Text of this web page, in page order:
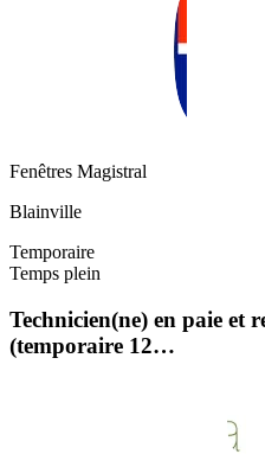
Fenêtres Magistral
Blainville
Temporaire
Temps plein
Technicien(ne) en paie et
(temporaire 12…